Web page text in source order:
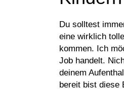
Du solltest
eine wirklich
kommen. Ich
Job handelt.
deinem
bereit bist diese